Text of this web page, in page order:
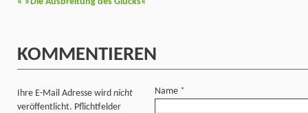
KOMMENTIEREN
Ihre E-Mail Adresse wird nicht
veröffentlicht. Pflichtfelder
Name *